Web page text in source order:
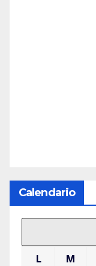
Calendario
L M